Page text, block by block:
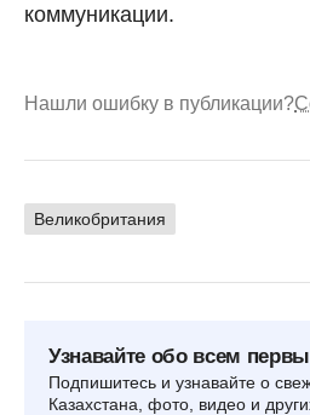
коммуникации.
Нашли ошибку в публикации?
Великобритания
Узнавайте обо всем
Подпишитесь и узнавайте о
Казахстана, фото, видео и